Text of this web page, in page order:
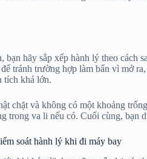
hãy sắp xếp hành lý theo cách
tránh trường hợp làm bẩn vì mở
tích khá lớn.
chặt và không có một khoảng
trong va li nếu có. Cuối cùng, bạn
soát hành lý khi đi máy bay